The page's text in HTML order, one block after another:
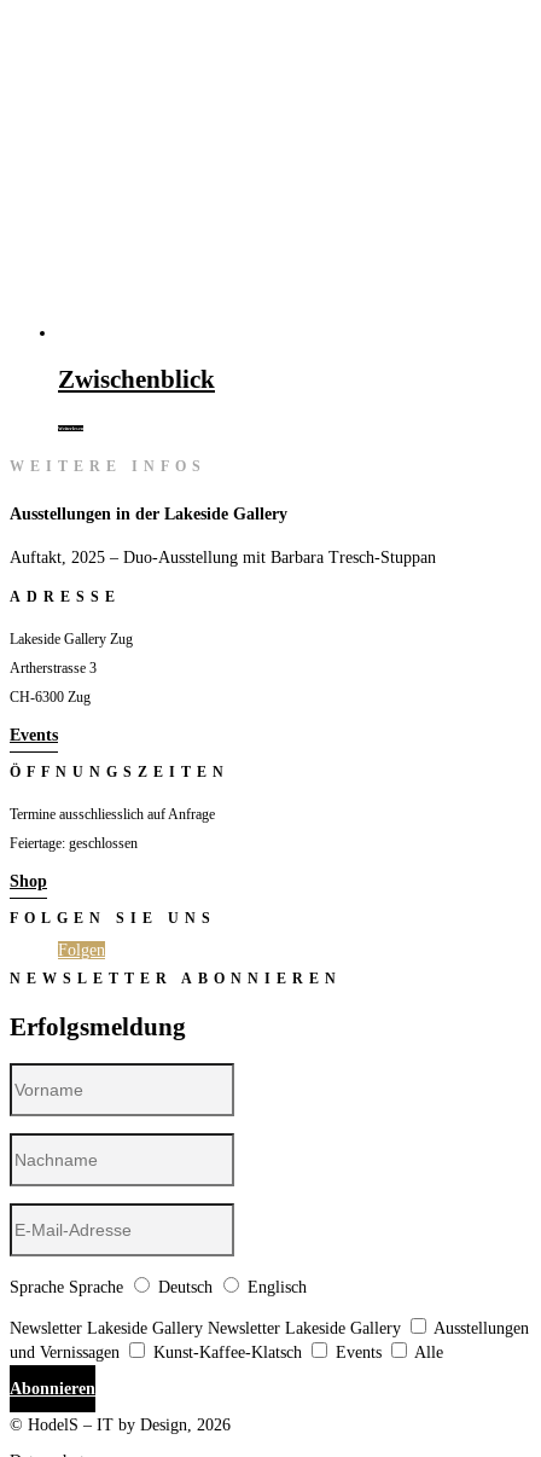
Zwischenblick
Weiterlesen
WEITERE INFOS
Ausstellungen in der Lakeside Gallery
Auftakt, 2025 – Duo-Ausstellung mit Barbara Tresch-Stuppan
ADRESSE
Lakeside Gallery Zug
Artherstrasse 3
CH-6300 Zug
Events
ÖFFNUNGSZEITEN
Termine ausschliesslich auf Anfrage
Feiertage: geschlossen
Shop
FOLGEN SIE UNS
Folgen
NEWSLETTER ABONNIEREN
Erfolgsmeldung
Sprache Sprache Deutsch Englisch
Newsletter Lakeside Gallery Newsletter Lakeside Gallery
Ausstellungen
und Vernissagen
Kunst-Kaffee-Klatsch Events
Alle
Abonnieren
© HodelS – IT by Design, 2026